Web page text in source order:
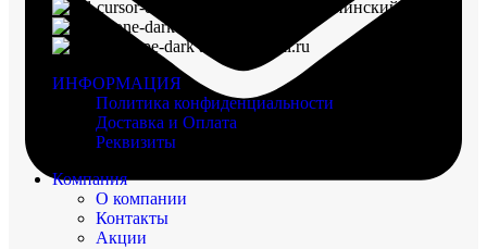
г. Воронеж, пр-кт Ленинский, д. 221
arinval@mail.ru
ИНФОРМАЦИЯ
Политика конфиденциальности
Доставка и Оплата
Реквизиты
Компания
О компании
Контакты
Акции